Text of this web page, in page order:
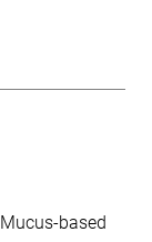
Mucus-based